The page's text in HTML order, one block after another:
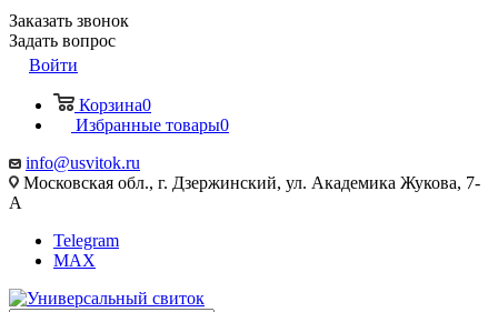
Заказать звонок
Задать вопрос
Войти
Корзина0
Избранные товары0
info@usvitok.ru
Московская обл., г. Дзержинский, ул. Академика Жукова, 7-
А
Telegram
MAX